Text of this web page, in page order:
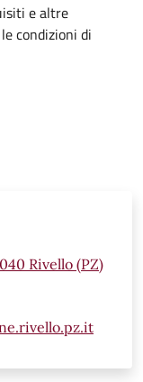
e altre
condizioni di
Rivello (PZ)